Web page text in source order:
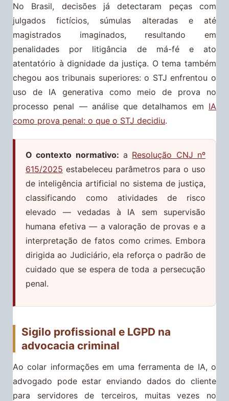
No Brasil, decisões já detectaram peças com
julgados fictícios, súmulas alteradas e até
magistrados imaginados, resultando em
penalidades por litigância de má-fé e ato
atentatório à dignidade da justiça. O tema também
chegou aos tribunais superiores: o STJ enfrentou o
uso de IA generativa como meio de prova no
processo penal — análise que detalhamos em IA
como prova penal: o que o STJ decidiu.
O contexto normativo: a Resolução CNJ nº
615/2025 estabeleceu parâmetros para o uso
de inteligência artificial no sistema de justiça,
classificando como atividades de risco
elevado — vedadas à IA sem supervisão
humana efetiva — a valoração de provas e a
interpretação de fatos como crimes. Embora
dirigida ao Judiciário, ela reforça o padrão de
cuidado que se espera de toda a persecução
penal.
Sigilo profissional e LGPD na
advocacia criminal
Ao colar informações em uma ferramenta de IA, o
advogado pode estar enviando dados do cliente
para servidores de terceiros, muitas vezes no